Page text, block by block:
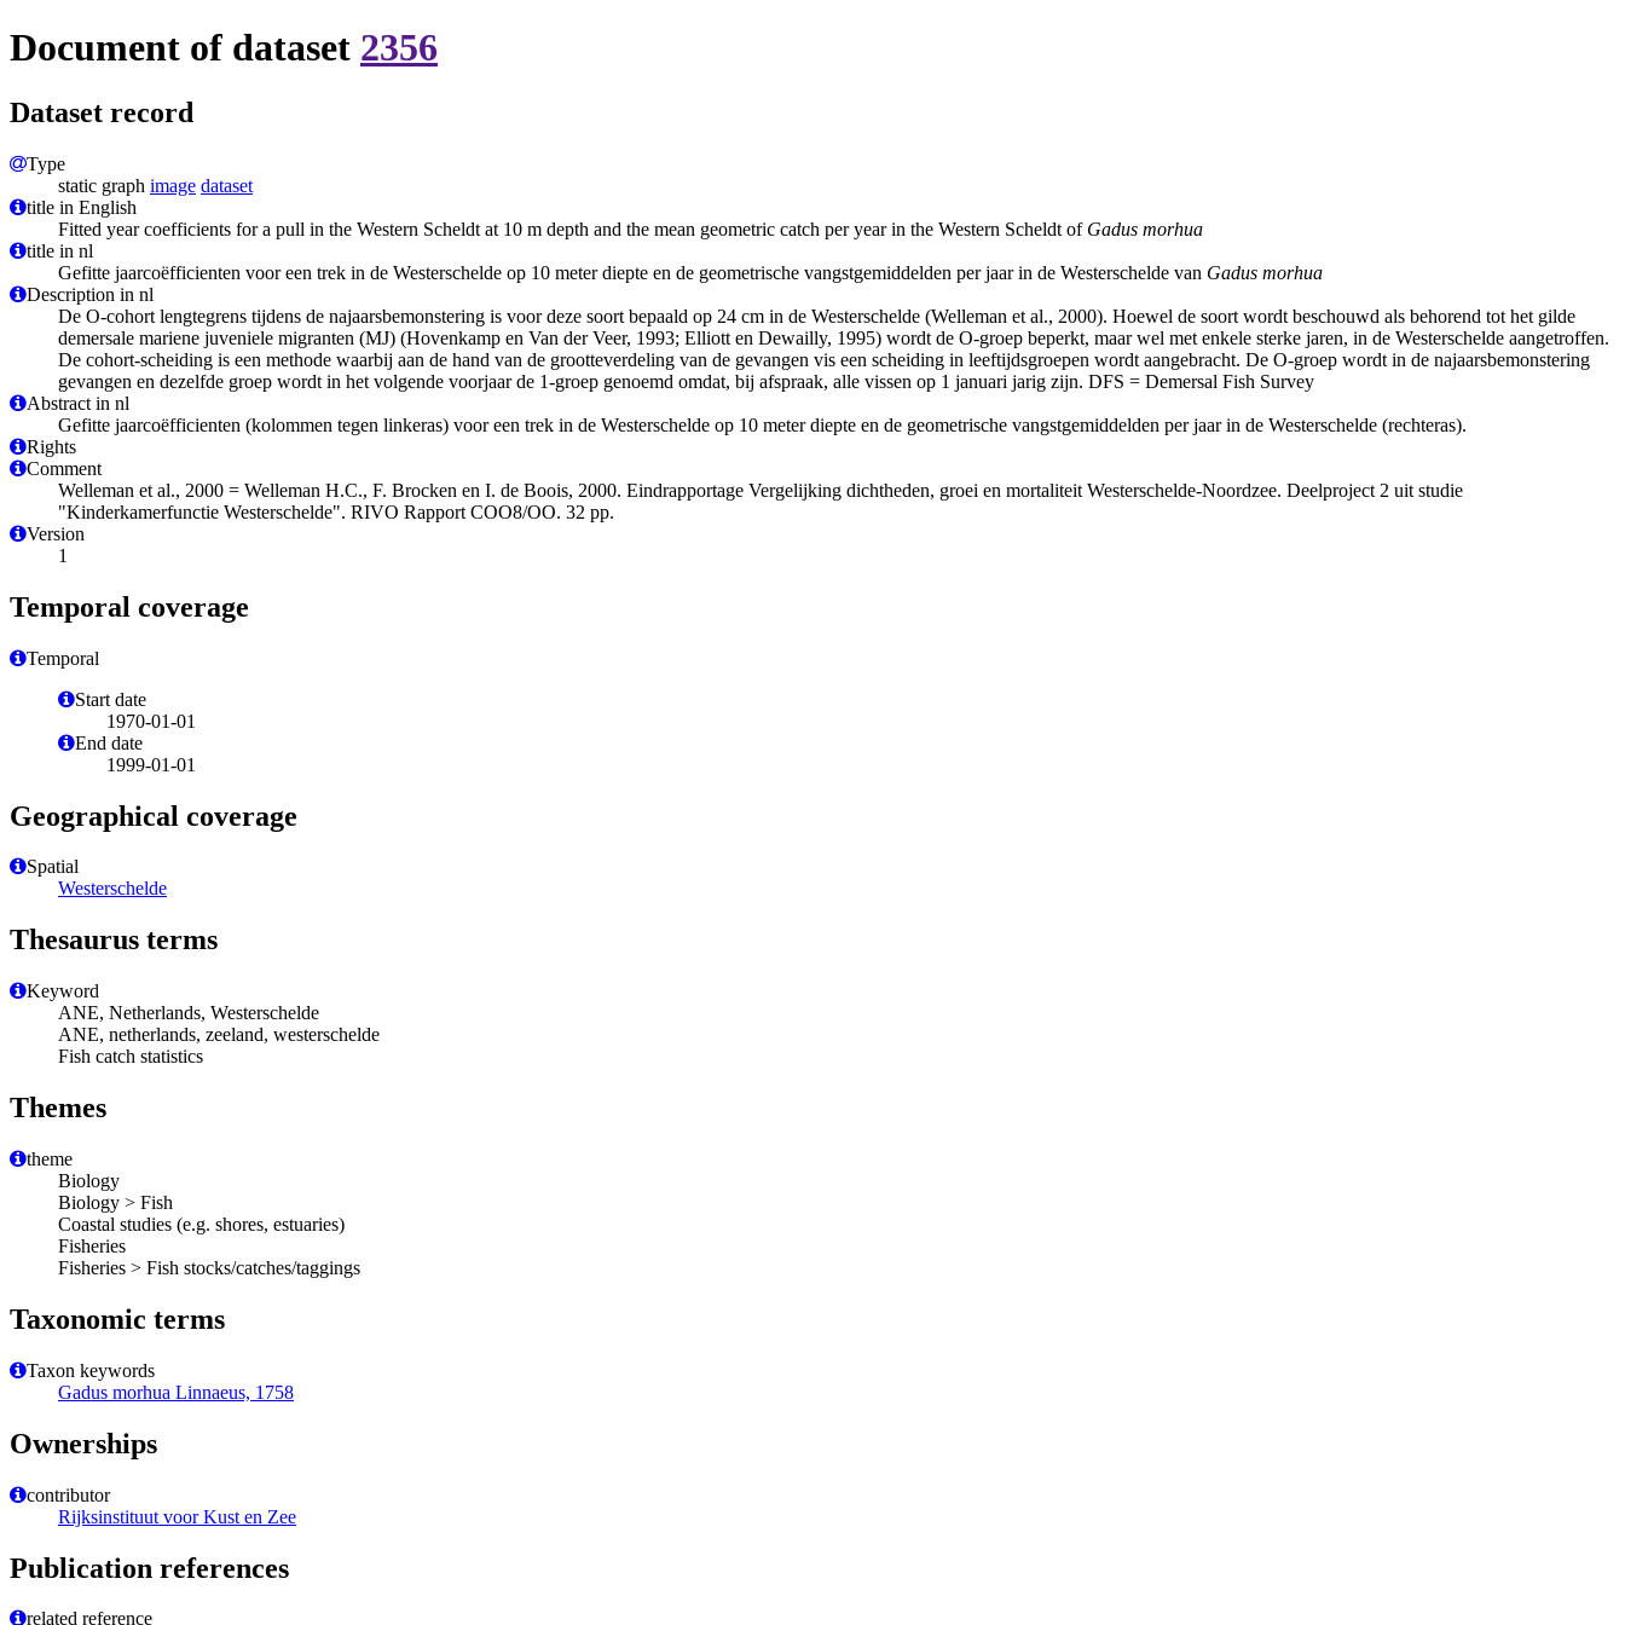
Document of dataset 2356
Dataset record
Type
static graph image dataset
title in English
Fitted year coefficients for a pull in the Western Scheldt at 10 m depth and the mean geometric catch per year in the Western Scheldt of Gadus morhua
title in nl
Gefitte jaarcoëfficienten voor een trek in de Westerschelde op 10 meter diepte en de geometrische vangstgemiddelden per jaar in de Westerschelde van Gadus morhua
Description in nl
De O-cohort lengtegrens tijdens de najaarsbemonstering is voor deze soort bepaald op 24 cm in de Westerschelde (Welleman et al., 2000). Hoewel de soort wordt beschouwd als behorend tot het gilde
demersale mariene juveniele migranten (MJ) (Hovenkamp en Van der Veer, 1993; Elliott en Dewailly, 1995) wordt de O-groep beperkt, maar wel met enkele sterke jaren, in de Westerschelde aangetroffen.
De cohort-scheiding is een methode waarbij aan de hand van de grootteverdeling van de gevangen vis een scheiding in leeftijdsgroepen wordt aangebracht. De O-groep wordt in de najaarsbemonstering
gevangen en dezelfde groep wordt in het volgende voorjaar de 1-groep genoemd omdat, bij afspraak, alle vissen op 1 januari jarig zijn. DFS = Demersal Fish Survey
Abstract in nl
Gefitte jaarcoëfficienten (kolommen tegen linkeras) voor een trek in de Westerschelde op 10 meter diepte en de geometrische vangstgemiddelden per jaar in de Westerschelde (rechteras).
Rights
Comment
Welleman et al., 2000 = Welleman H.C., F. Brocken en I. de Boois, 2000. Eindrapportage Vergelijking dichtheden, groei en mortaliteit Westerschelde-Noordzee. Deelproject 2 uit studie
"Kinderkamerfunctie Westerschelde". RIVO Rapport COO8/OO. 32 pp.
Version
1
Temporal coverage
Temporal
Start date
1970-01-01
End date
1999-01-01
Geographical coverage
Spatial
Westerschelde
Thesaurus terms
Keyword
ANE, Netherlands, Westerschelde
ANE, netherlands, zeeland, westerschelde
Fish catch statistics
Themes
theme
Biology
Biology > Fish
Coastal studies (e.g. shores, estuaries)
Fisheries
Fisheries > Fish stocks/catches/taggings
Taxonomic terms
Taxon keywords
Gadus morhua Linnaeus, 1758
Ownerships
contributor
Rijksinstituut voor Kust en Zee
Publication references
related reference